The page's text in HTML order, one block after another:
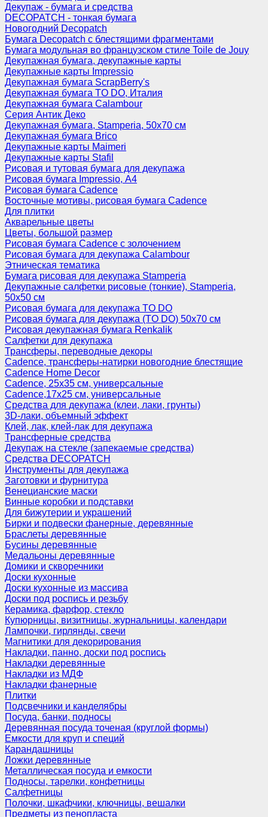
Декупаж - бумага и средства
DECOPATCH - тонкая бумага
Новогодний Decopatch
Бумага Decopatch с блестящими фрагментами
Бумага модульная во французском стиле Toile de Jouy
Декупажная бумага, декупажные карты
Декупажные карты Impressio
Декупажная бумага ScrapBerry's
Декупажная бумага TO DO, Италия
Декупажная бумага Calambour
Серия Антик Деко
Декупажная бумага, Stamperia, 50х70 см
Декупажная бумага Brico
Декупажные карты Maimeri
Декупажные карты Stafil
Рисовая и тутовая бумага для декупажа
Рисовая бумага Impressio, А4
Рисовая бумага Cadence
Восточные мотивы, рисовая бумага Cadence
Для плитки
Акварельные цветы
Цветы, большой размер
Рисовая бумага Cadence c золочением
Рисовая бумага для декупажа Calambour
Этническая тематика
Бумага рисовая для декупажа Stamperia
Декупажные салфетки рисовые (тонкие), Stamperia,
50х50 см
Рисовая бумага для декупажа TO DO
Рисовая бумага для декупажа (TO DO) 50х70 см
Рисовая декупажная бумага Renkalik
Салфетки для декупажа
Трансферы, переводные декоры
Cadence, трансферы-натирки новогодние блестящие
Cadence Home Decor
Cadence, 25х35 см, универсальные
Cadence,17х25 см, универсальные
Средства для декупажа (клеи, лаки, грунты)
3D-лаки, объемный эффект
Клей, лак, клей-лак для декупажа
Трансферные средства
Декупаж на стекле (запекаемые средства)
Средства DECOPATCH
Инструменты для декупажа
Заготовки и фурнитура
Венецианские маски
Винные коробки и подставки
Для бижутерии и украшений
Бирки и подвески фанерные, деревянные
Браслеты деревянные
Бусины деревянные
Медальоны деревянные
Домики и скворечники
Доски кухонные
Доски кухонные из массива
Доски под роспись и резьбу
Керамика, фарфор, стекло
Купюрницы, визитницы, журнальницы, календари
Лампочки, гирлянды, свечи
Магнитики для декорирования
Накладки, панно, доски под роспись
Накладки деревянные
Накладки из МДФ
Накладки фанерные
Плитки
Подсвечники и канделябры
Посуда, банки, подносы
Деревянная посуда точеная (круглой формы)
Емкости для круп и специй
Карандашницы
Ложки деревянные
Металлическая посуда и емкости
Подносы, тарелки, конфетницы
Салфетницы
Полочки, шкафчики, ключницы, вешалки
Предметы из пенопласта